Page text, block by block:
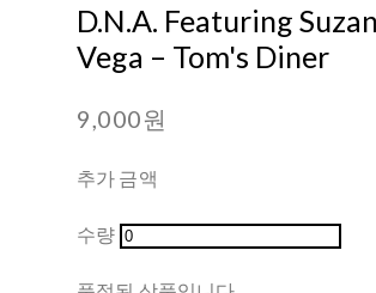
D.N.A. Featuring
Vega ‎– Tom's Diner
9,000원
추가 금액
수량